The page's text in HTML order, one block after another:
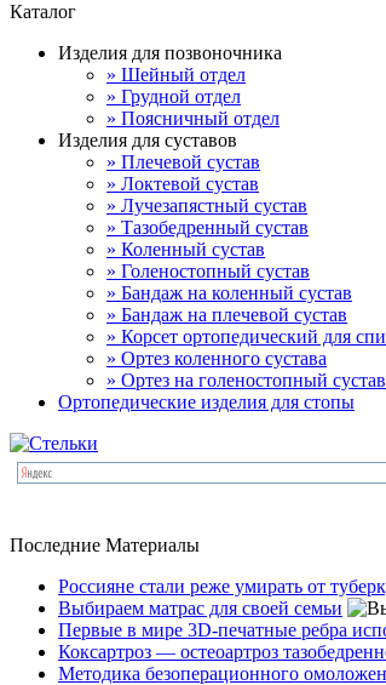
Каталог
Изделия для позвоночника
» Шейный отдел
» Грудной отдел
» Поясничный отдел
Изделия для суставов
» Плечевой сустав
» Локтевой сустав
» Лучезапястный сустав
» Тазобедренный сустав
» Коленный сустав
» Голеностопный сустав
» Бандаж на коленный сустав
» Бандаж на плечевой сустав
» Корсет ортопедический для
» Ортез коленного сустава
» Ортез на голеностопный сустав
Ортопедические изделия для стопы
Последние Материалы
Россияне стали реже умирать от
Выбираем матрас для своей семьи
Первые в мире 3D-печатные ребра
Коксартроз — остеоартроз
Методика безоперационного